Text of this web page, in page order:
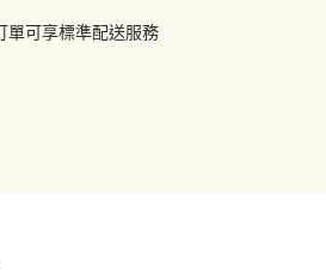
單可享標準配送服務